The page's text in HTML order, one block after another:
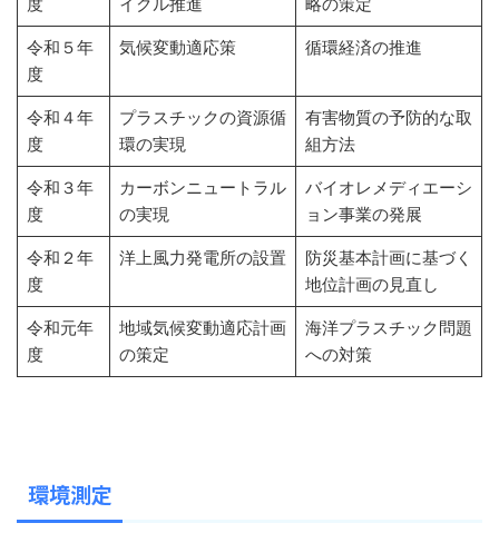
令和５年
度
気候変動適応策 循環経済の推進
令和４年
度
プラスチックの資源循
環の実現
有害物質の予防的な取
組方法
令和３年
度
カーボンニュートラル
の実現
バイオレメディエーシ
ョン事業の発展
令和２年
度
洋上風力発電所の設置
防災基本計画に基づく
地位計画の見直し
令和元年
度
地域気候変動適応計画
の策定
海洋プラスチック問題
への対策
環境測定